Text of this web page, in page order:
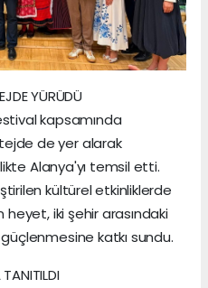
YÜRÜDÜ
kapsamında
de yer alarak
Alanya'yı temsil etti.
kültürel etkinliklerde
heyet, iki şehir arasındaki
katkı sundu.